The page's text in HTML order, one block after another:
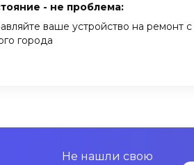
- не проблема:
ваше устройство на ремонт с
города
Не нашли свою